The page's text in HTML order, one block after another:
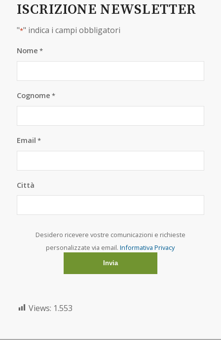
ISCRIZIONE NEWSLETTER
"*" indica i campi obbligatori
Nome *
Cognome *
Email *
Città
Desidero ricevere vostre comunicazioni e richieste
personalizzate via email.Informativa Privacy
Views: 1.553